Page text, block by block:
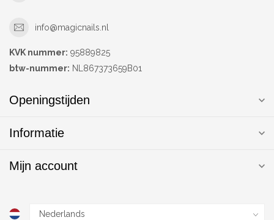
info@magicnails.nl
KVK nummer: 95889825
btw-nummer: NL867373659B01
Openingstijden
Informatie
Mijn account